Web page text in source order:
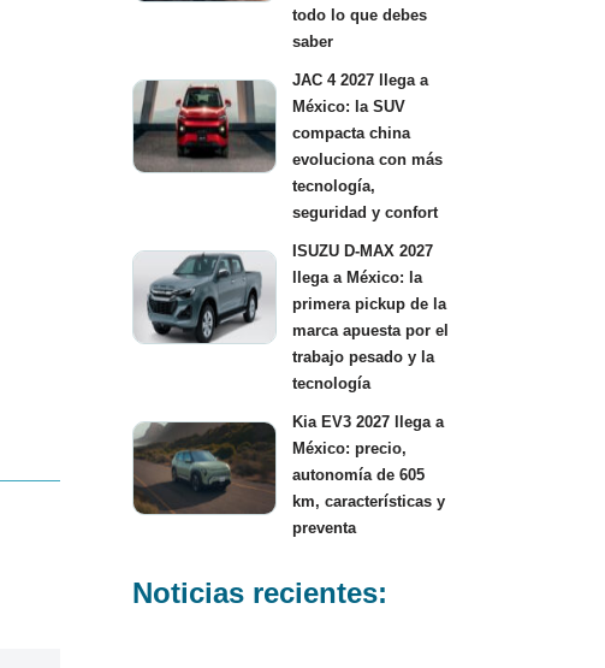
todo lo que debes
saber
JAC 4 2027 llega a
México: la SUV
compacta china
evoluciona con más
tecnología,
seguridad y confort
ISUZU D-MAX 2027
llega a México: la
primera pickup de la
marca apuesta por el
trabajo pesado y la
tecnología
Kia EV3 2027 llega a
México: precio,
autonomía de 605
km, características y
preventa
Noticias recientes: